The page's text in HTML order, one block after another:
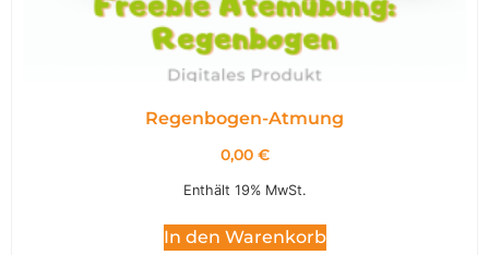
Regenbogen-Atmung
0,00 €
Enthält 19% MwSt.
In den Warenkorb